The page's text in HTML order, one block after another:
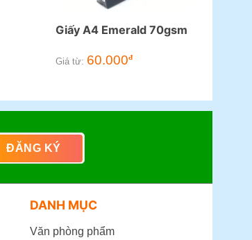
Giấy A4 Emerald 70gsm
Giá từ: 60.000đ
DANH MỤC
Văn phòng phẩm